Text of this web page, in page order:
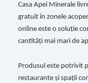
Casa Apei Minerale
gratuit în zonele
online este o soluție
cantități mai mari de
Produsul este potrivit
restaurante și spații